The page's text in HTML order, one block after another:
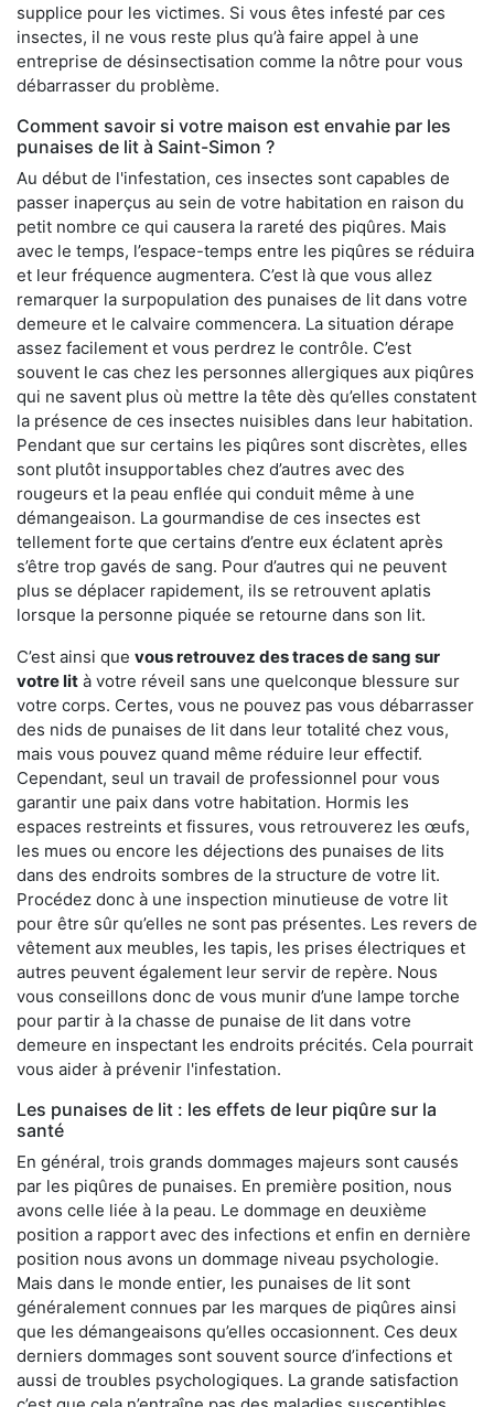
supplice pour les victimes. Si vous êtes infesté par ces
insectes, il ne vous reste plus qu’à faire appel à une
entreprise de désinsectisation comme la nôtre pour vous
débarrasser du problème.
Comment savoir si votre maison est envahie par les
punaises de lit à Saint-Simon ?
Au début de l'infestation, ces insectes sont capables de
passer inaperçus au sein de votre habitation en raison du
petit nombre ce qui causera la rareté des piqûres. Mais
avec le temps, l’espace-temps entre les piqûres se réduira
et leur fréquence augmentera. C’est là que vous allez
remarquer la surpopulation des punaises de lit dans votre
demeure et le calvaire commencera. La situation dérape
assez facilement et vous perdrez le contrôle. C’est
souvent le cas chez les personnes allergiques aux piqûres
qui ne savent plus où mettre la tête dès qu’elles constatent
la présence de ces insectes nuisibles dans leur habitation.
Pendant que sur certains les piqûres sont discrètes, elles
sont plutôt insupportables chez d’autres avec des
rougeurs et la peau enflée qui conduit même à une
démangeaison. La gourmandise de ces insectes est
tellement forte que certains d’entre eux éclatent après
s’être trop gavés de sang. Pour d’autres qui ne peuvent
plus se déplacer rapidement, ils se retrouvent aplatis
lorsque la personne piquée se retourne dans son lit.
C’est ainsi que vous retrouvez des traces de sang sur
votre lit à votre réveil sans une quelconque blessure sur
votre corps. Certes, vous ne pouvez pas vous débarrasser
des nids de punaises de lit dans leur totalité chez vous,
mais vous pouvez quand même réduire leur effectif.
Cependant, seul un travail de professionnel pour vous
garantir une paix dans votre habitation. Hormis les
espaces restreints et fissures, vous retrouverez les œufs,
les mues ou encore les déjections des punaises de lits
dans des endroits sombres de la structure de votre lit.
Procédez donc à une inspection minutieuse de votre lit
pour être sûr qu’elles ne sont pas présentes. Les revers de
vêtement aux meubles, les tapis, les prises électriques et
autres peuvent également leur servir de repère. Nous
vous conseillons donc de vous munir d’une lampe torche
pour partir à la chasse de punaise de lit dans votre
demeure en inspectant les endroits précités. Cela pourrait
vous aider à prévenir l'infestation.
Les punaises de lit : les effets de leur piqûre sur la
santé
En général, trois grands dommages majeurs sont causés
par les piqûres de punaises. En première position, nous
avons celle liée à la peau. Le dommage en deuxième
position a rapport avec des infections et enfin en dernière
position nous avons un dommage niveau psychologie.
Mais dans le monde entier, les punaises de lit sont
généralement connues par les marques de piqûres ainsi
que les démangeaisons qu’elles occasionnent. Ces deux
derniers dommages sont souvent source d’infections et
aussi de troubles psychologiques. La grande satisfaction